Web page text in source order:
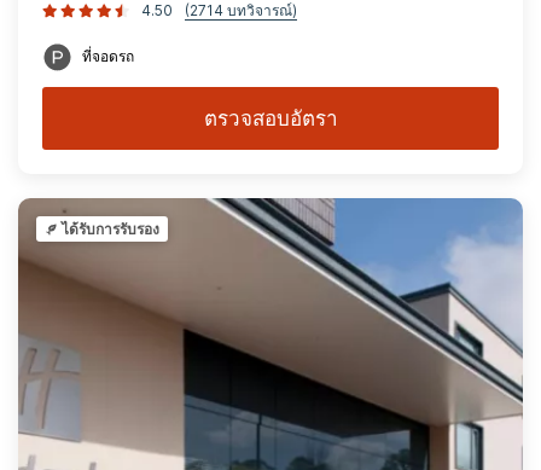
4.50
(2714 บทวิจารณ์)
ที่จอดรถ
ตรวจสอบอัตรา
ได้รับการรับรอง